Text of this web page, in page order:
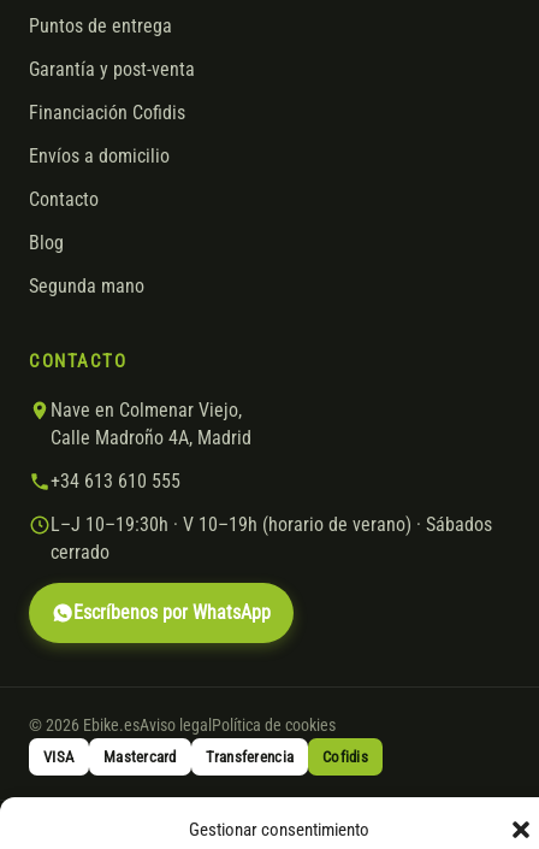
Gestionar consentimiento
Puntos de entrega
Garantía y post-venta
Financiación Cofidis
Envíos a domicilio
Contacto
Blog
Segunda mano
CONTACTO
Nave en Colmenar Viejo,
Calle Madroño 4A, Madrid
+34 613 610 555
L–J 10–19:30h · V 10–19h (horario de verano) · Sábados
cerrado
Escríbenos por WhatsApp
© 2026 Ebike.esAviso legal Política de cookies
VISA Mastercard Transferencia Cofidis
* Financiación instantánea con Cofidis hasta 6.000 € sin intereses.